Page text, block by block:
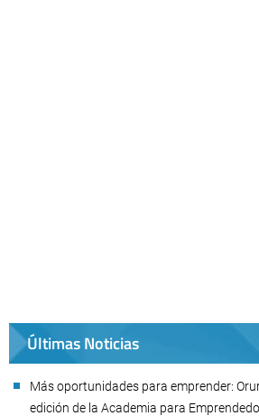
Últimas Noticias
Más oportunidades para emprender:
edición de la Academia para